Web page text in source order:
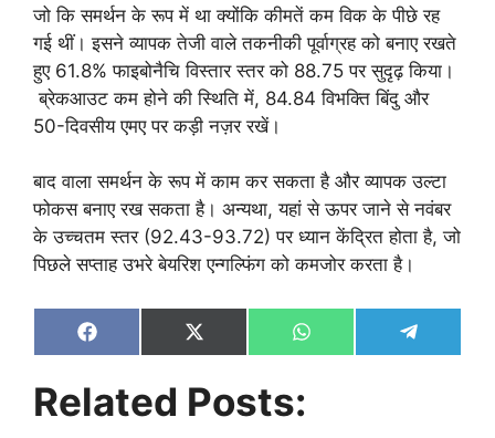
जो कि समर्थन के रूप में था क्योंकि कीमतें कम विक के पीछे रह
गई थीं। इसने व्यापक तेजी वाले तकनीकी पूर्वाग्रह को बनाए रखते
हुए 61.8% फाइबोनैचि विस्तार स्तर को 88.75 पर सुदृढ़ किया।
ब्रेकआउट कम होने की स्थिति में, 84.84 विभक्ति बिंदु और
50-दिवसीय एमए पर कड़ी नज़र रखें।
बाद वाला समर्थन के रूप में काम कर सकता है और व्यापक उल्टा
फोकस बनाए रख सकता है। अन्यथा, यहां से ऊपर जाने से नवंबर
के उच्चतम स्तर (92.43-93.72) पर ध्यान केंद्रित होता है, जो
पिछले सप्ताह उभरे बेयरिश एन्गल्फिंग को कमजोर करता है।
Share
on
Share
on
(Twitter)
Share
on
Share
on
Related Posts: